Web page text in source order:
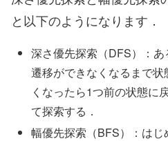
と以下のようになります．
深さ優先探索（DFS）：
遷移ができなくなるまで
くなったら1つ前の状態に
て探索する．
幅優先探索（BFS）：は